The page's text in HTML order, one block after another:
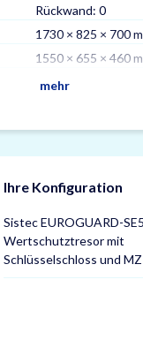
Rückwand: 0
1730 × 825 × 700
1550 × 655 × 460
mehr
Ihre Konfiguration
Sistec EUROGUARD-
Wertschutztresor mit
Schlüsselschloss und